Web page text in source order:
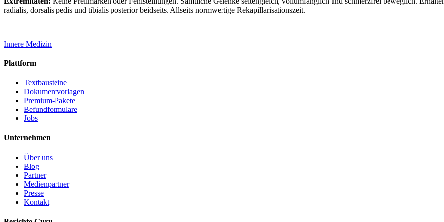
radialis, dorsalis pedis und tibialis posterior beidseits. Allseits normwertige Rekapillarisationszeit.
Innere Medizin
Plattform
Textbausteine
Dokumentvorlagen
Premium-Pakete
Befundformulare
Jobs
Unternehmen
Über uns
Blog
Partner
Medienpartner
Presse
Kontakt